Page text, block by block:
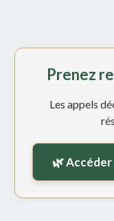
Prenez
Les appels
🌿